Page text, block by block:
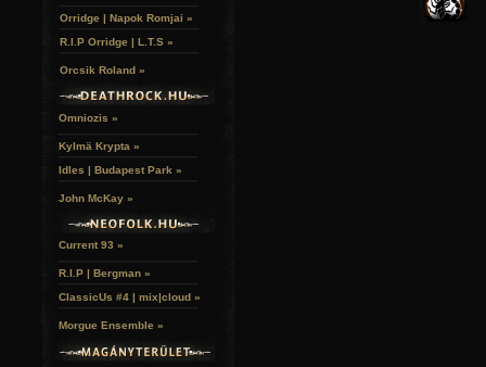
Orridge | Napok Romjai »
R.I.P Orridge | L.T.S »
Orcsik Roland »
Omniozis »
Kylmä Krypta »
Idles | Budapest Park »
John McKay »
Current 93 »
R.I.P | Bergman »
ClassicUs #4 | mix|cloud »
Morgue Ensemble »